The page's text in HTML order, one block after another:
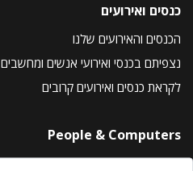
כנסים ואירועים
הכנסים והאירועים שלנו
נצפיתם בכנסי ואירועי אנשים ומחשבים
לקראת כנסים ואירועים קרובים
People & Computers
About Us